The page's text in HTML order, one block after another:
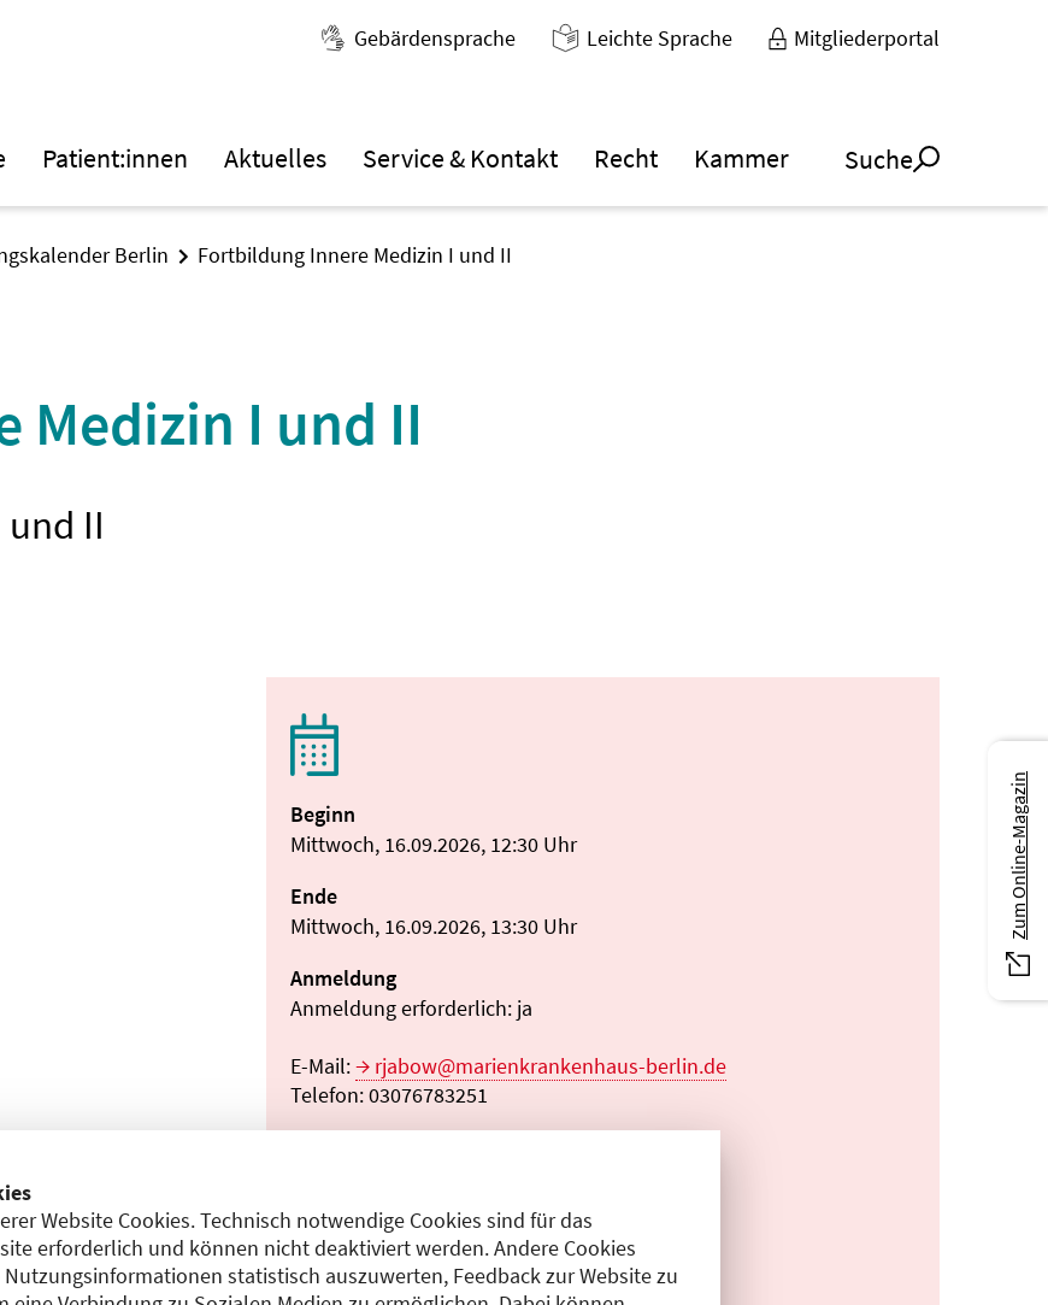
Website Cookies. Technisch notwendige Cookies sind für das
erforderlich und können nicht deaktiviert werden. Andere Cookies
statistisch auszuwerten, Feedback zur Website zu
Gebärdensprache Leichte Sprache Mitgliederportal
Patient:innen Aktuelles Service & Kontakt Recht Kammer Suche
Berlin Fortbildung Innere Medizin I und II
Medizin I und II
II
Beginn
Mittwoch, 16.09.2026, 12:30 Uhr
Ende
Mittwoch, 16.09.2026, 13:30 Uhr
Anmeldung
Anmeldung erforderlich: ja
E-Mail:
rjabow@marienkrankenhaus-berlin.de
Telefon: 03076783251
Teilnahmeentgelt
entgeltfrei
Zum Online-Magazin